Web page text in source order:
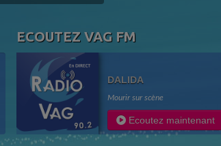
ECOUTEZ VAG FM
DALIDA
Mourir sur scène
Ecoutez maintenant